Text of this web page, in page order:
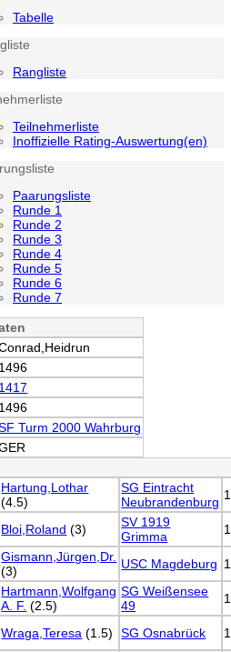
Tabelle
Rangliste
Teilnehmerliste
Inoffizielle Rating-Auswertung(en)
Paarungsliste
Runde 1
Runde 2
Runde 3
Runde 4
Runde 5
Runde 6
Runde 7
1496
1417
1496
Turm 2000 Wahrburg
Hartung,Lothar
(4.5)
SG Eintracht
Neubrandenburg
Bloi,Roland (3)
SV 1919
Grimma
Gismann,Jürgen,Dr.
(3)
USC Magdeburg
Hartmann,Wolfgang
A. F. (2.5)
SG Weißensee
49
Wraga,Teresa (1.5) SG Osnabrück